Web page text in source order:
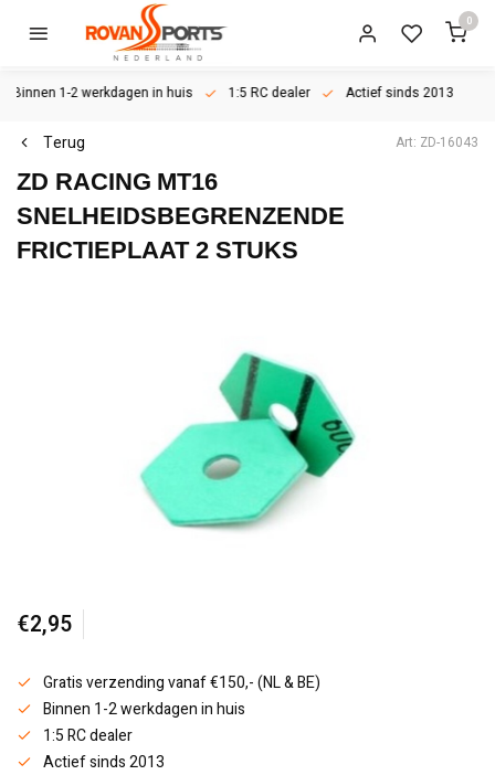
0
Binnen 1-2 werkdagen in huis 1:5 RC dealer Actief sinds 2013
Terug Art: ZD-16043
ZD RACING MT16
SNELHEIDSBEGRENZENDE
FRICTIEPLAAT 2 STUKS
€2,95
Gratis verzending vanaf €150,- (NL & BE)
Binnen 1-2 werkdagen in huis
1:5 RC dealer
Actief sinds 2013